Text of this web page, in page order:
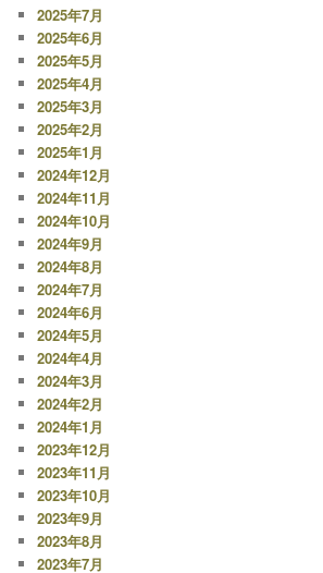
2025年7月
2025年6月
2025年5月
2025年4月
2025年3月
2025年2月
2025年1月
2024年12月
2024年11月
2024年10月
2024年9月
2024年8月
2024年7月
2024年6月
2024年5月
2024年4月
2024年3月
2024年2月
2024年1月
2023年12月
2023年11月
2023年10月
2023年9月
2023年8月
2023年7月